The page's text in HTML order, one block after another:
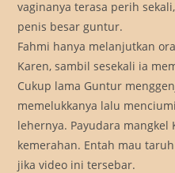
vaginanya terasa perih
penis besar guntur.
Fahmi hanya melanjutkan
Karen, sambil sesekali ia
Cukup lama Guntur
memelukkanya lalu
lehernya. Payudara
kemerahan. Entah mau
jika video ini tersebar.